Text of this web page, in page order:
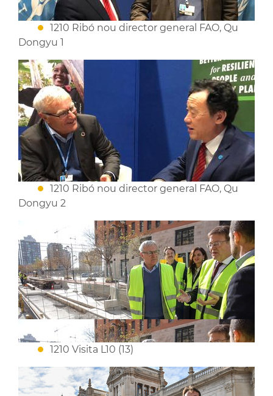
1210 Ribó nou director general FAO, Qu
Dongyu 1
1210 Ribó nou director general FAO, Qu
Dongyu 2
1210 Visita L10 (13)